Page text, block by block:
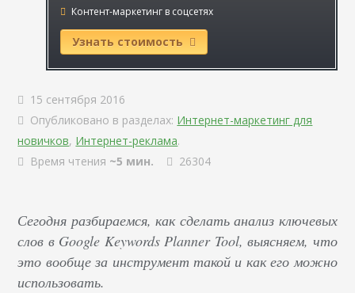
Контент-маркетинг в соцсетях
Узнать стоимость
15 сентября 2016
Опубликовано в разделах: Интернет-маркетинг для
новичков, Интернет-реклама.
Время чтения ~5 мин. 26304
Сегодня разбираемся, как сделать анализ ключевых
слов в Google Keywords Planner Tool, выясняем, что
это вообще за инструмент такой и как его можно
использовать.